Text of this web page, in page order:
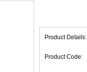
Product Details:
Product Code: